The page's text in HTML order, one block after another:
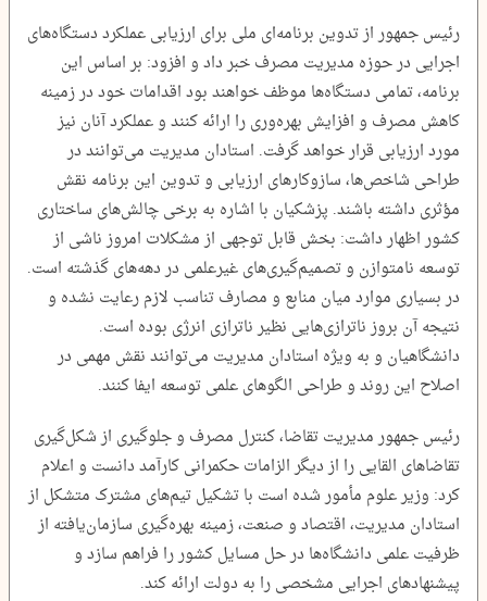
رئیس جمهور از تدوین برنامه‌ای ملی برای ارزیابی عملکرد دستگاه‌های
اجرایی در حوزه مدیریت مصرف خبر داد و افزود: بر اساس این
برنامه، تمامی دستگاه‌ها موظف خواهند بود اقدامات خود در زمینه
کاهش مصرف و افزایش بهره‌وری را ارائه کنند و عملکرد آنان نیز
مورد ارزیابی قرار خواهد گرفت. استادان مدیریت می‌توانند در
طراحی شاخص‌ها، سازوکارهای ارزیابی و تدوین این برنامه نقش
مؤثری داشته باشند. پزشکیان با اشاره به برخی چالش‌های ساختاری
کشور اظهار داشت: بخش قابل توجهی از مشکلات امروز ناشی از
توسعه نامتوازن و تصمیم‌گیری‌های غیرعلمی در دهه‌های گذشته است.
در بسیاری موارد میان منابع و مصارف تناسب لازم رعایت نشده و
نتیجه آن بروز ناترازی‌هایی نظیر ناترازی انرژی بوده است.
دانشگاهیان و به ویژه استادان مدیریت می‌توانند نقش مهمی در
اصلاح این روند و طراحی الگوهای علمی توسعه ایفا کنند.
رئیس جمهور مدیریت تقاضا، کنترل مصرف و جلوگیری از شکل‌گیری
تقاضاهای القایی را از دیگر الزامات حکمرانی کارآمد دانست و اعلام
کرد: وزیر علوم مأمور شده است با تشکیل تیم‌های مشترک متشکل از
استادان مدیریت، اقتصاد و صنعت، زمینه بهره‌گیری سازمان‌یافته از
ظرفیت علمی دانشگاه‌ها در حل مسایل کشور را فراهم سازد و
پیشنهادهای اجرایی مشخصی را به دولت ارائه کند.